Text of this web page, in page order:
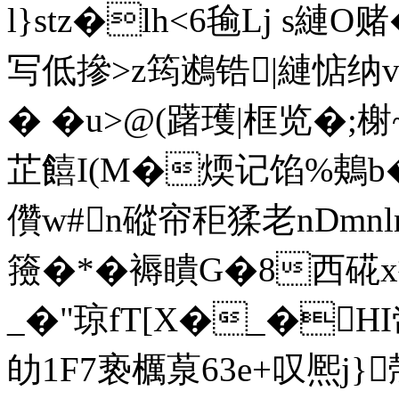
l}stz�lh<6毺Lj s縺O
写低摻>z筠鶐锆|縺
� � u>@(躇瓁|框览�;
芷饎I(M�煗记馅%鴺
儹w#n磫帘秬猱老
籡�*�褥瞶G�8西硴
_�"琼fT[X�_�HI
劰1F7亵 櫔葲63e+叹熈